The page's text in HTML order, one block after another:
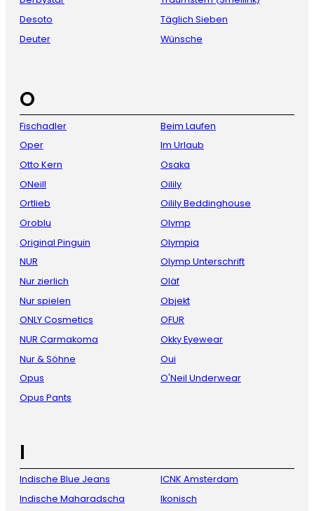
Desoto
Deuter
Täglich Sieben
Wünsche
O
Fischadler
Oper
Otto Kern
ONeill
Ortlieb
Oroblu
Original Pinguin
NUR
Nur zierlich
Nur spielen
ONLY Cosmetics
NUR Carmakoma
Nur & Söhne
Opus
Opus Pants
Beim Laufen
Im Urlaub
Osaka
Oilily
Oilily Beddinghouse
Olymp
Olympia
Olymp Unterschrift
Oläf
Objekt
OFUR
Okky Eyewear
Oui
O'Neil Underwear
I
Indische Blue Jeans
Indische Maharadscha
ICNK Amsterdam
Ikonisch